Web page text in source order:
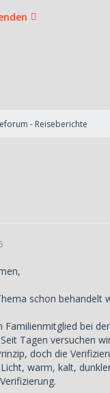
- Reiseberichte
schon behandelt
Familienmitglied bei
Tagen versuchen
doch die
warm, kalt,